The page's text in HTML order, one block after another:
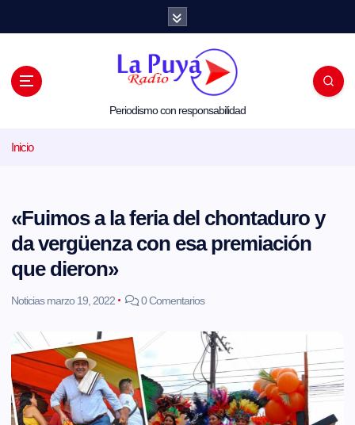
l
Periodismo con responsabilidad
Inicio
«Fuimos a la feria del chontaduro y
da vergüenza con esa premiación
que dieron»
Noticias marzo 19, 2022 0 Comentarios